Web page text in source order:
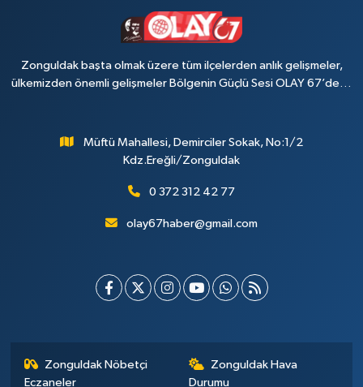
Zonguldak başta olmak üzere tüm ilçelerden anlık gelişmeler,
ülkemizden önemli gelişmeler Bölgenin Güçlü Sesi OLAY 67’de…
Müftü Mahallesi, Demirciler Sokak, No:1/2
Kdz.Ereğli/Zonguldak
0 372 312 42 77
olay67haber@gmail.com
Zonguldak Nöbetçi
Eczaneler
Zonguldak Hava
Durumu